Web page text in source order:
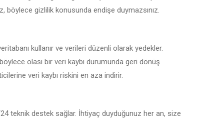
böylece gizlilik konusunda endişe duymazsınız.
kullanır ve verileri düzenli olarak yedekler.
olası bir veri kaybı durumunda geri dönüş
veri kaybı riskini en aza indirir.
teknik destek sağlar. İhtiyaç duyduğunuz her an, size